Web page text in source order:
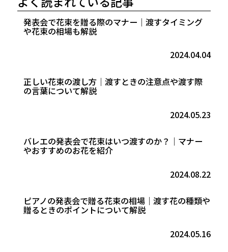
発表会で花束を贈る際のマナー｜渡すタイミング
や花束の相場も解説
2024.04.04
正しい花束の渡し方｜渡すときの注意点や渡す際
の言葉について解説
2024.05.23
バレエの発表会で花束はいつ渡すのか？｜マナー
やおすすめのお花を紹介
2024.08.22
ピアノの発表会で贈る花束の相場｜渡す花の種類や
贈るときのポイントについて解説
2024.05.16